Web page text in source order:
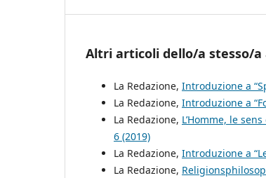
Altri articoli dello/a stesso/
La Redazione, Introduzione a
La Redazione, Introduzione a
La Redazione, L’Homme, le
6 (2019)
La Redazione, Introduzione a
La Redazione,